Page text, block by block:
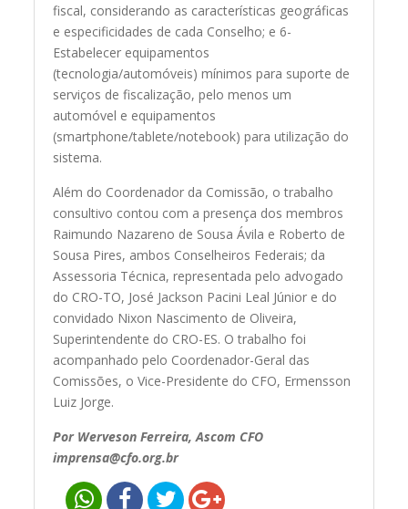
fiscal, considerando as características geográficas
e especificidades de cada Conselho; e 6-
Estabelecer equipamentos
(tecnologia/automóveis) mínimos para suporte de
serviços de fiscalização, pelo menos um
automóvel e equipamentos
(smartphone/tablete/notebook) para utilização do
sistema.
Além do Coordenador da Comissão, o trabalho
consultivo contou com a presença dos membros
Raimundo Nazareno de Sousa Ávila e Roberto de
Sousa Pires, ambos Conselheiros Federais; da
Assessoria Técnica, representada pelo advogado
do CRO-TO, José Jackson Pacini Leal Júnior e do
convidado Nixon Nascimento de Oliveira,
Superintendente do CRO-ES. O trabalho foi
acompanhado pelo Coordenador-Geral das
Comissões, o Vice-Presidente do CFO, Ermensson
Luiz Jorge.
Por Werveson Ferreira, Ascom CFO
imprensa@cfo.org.br